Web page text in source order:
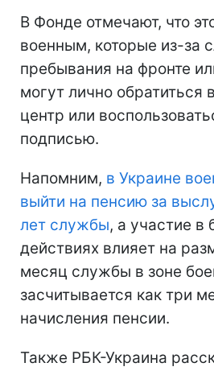
В Фонде отмечают, что
военным, которые из-за
пребывания на фронте
могут лично обратиться
центр или
подписью.
Напомним, в Украине
выйти на пенсию за
лет службы, а участие в
действиях влияет на
месяц службы в зоне
засчитывается как три
начисления пенсии.
Также РБК-Украина